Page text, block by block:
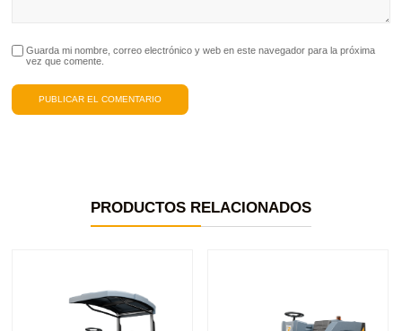
Guarda mi nombre, correo electrónico y web en este navegador para la próxima
vez que comente.
PRODUCTOS RELACIONADOS